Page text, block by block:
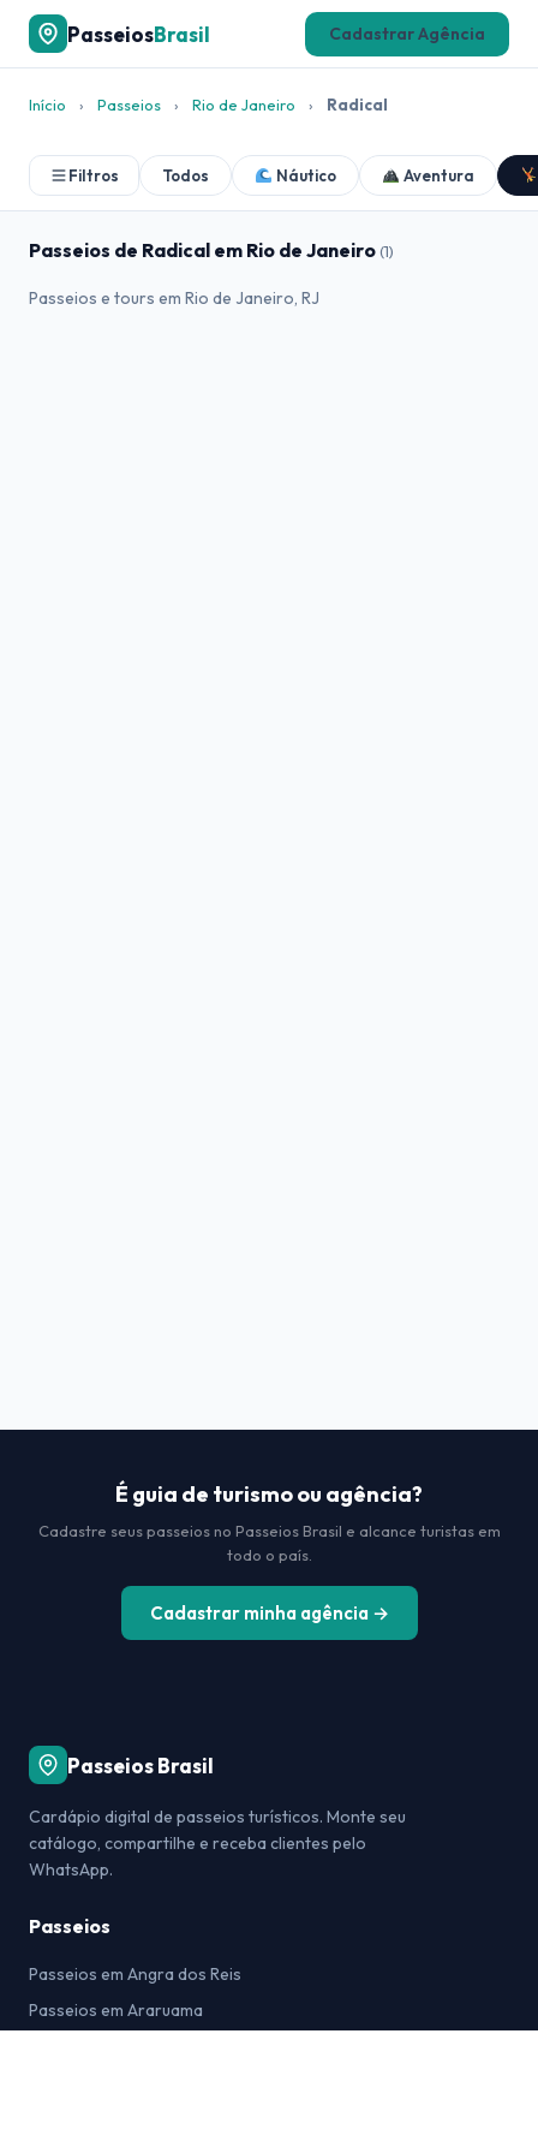
PasseiosBrasil Cadastrar Agência
Início › Passeios › Rio de Janeiro › Radical
Filtros Todos Náutico Aventura
Passeios de Radical em Rio de Janeiro(1)
Passeios e tours em Rio de Janeiro, RJ
É guia de turismo ou agência?
Cadastre seus passeios no Passeios Brasil e alcance turistas em
todo o país.
Cadastrar minha agência →
Passeios Brasil
Cardápio digital de passeios turísticos. Monte seu
catálogo, compartilhe e receba clientes pelo
WhatsApp.
Passeios
Passeios em Angra dos Reis
Passeios em Araruama